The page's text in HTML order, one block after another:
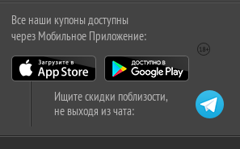
Все наши купоны доступны
через Мобильное Приложение:
Ищите скидки поблизости,
не выходя из чата: